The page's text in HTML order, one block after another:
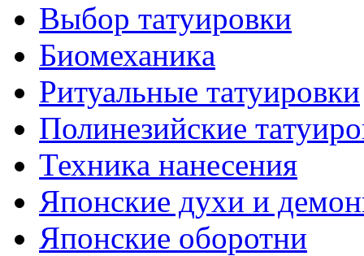
Выбор тaтуировки
Биомеханикa
Ритуальные тaтуировки
Полинезийские
Техникa нанесения
Японские духи и
Японские оборотни